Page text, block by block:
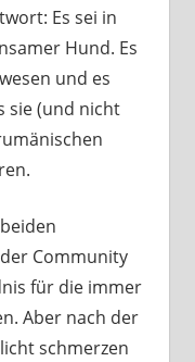
Es sei in
Hund. Es
und es
sie (und nicht
Community
für die immer
Aber nach der
schmerzen